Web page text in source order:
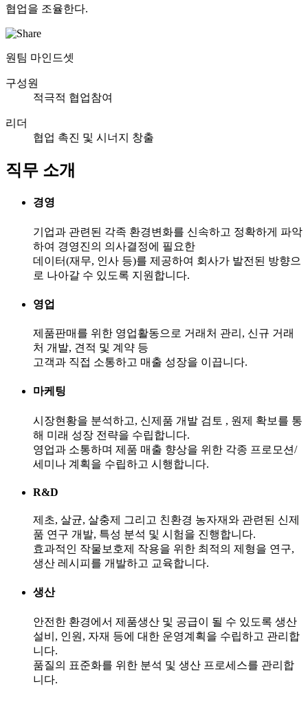
협업을 조율한다.
원팀 마인드셋
구성원
적극적 협업참여
리더
협업 촉진 및 시너지 창출
직무 소개
경영
기업과 관련된 각족 환경변화를 신속하고 정확하게 파악
하여 경영진의 의사결정에 필요한
데이터(재무, 인사 등)를 제공하여 회사가 발전된 방향으
로 나아갈 수 있도록 지원합니다.
영업
제품판매를 위한 영업활동으로 거래처 관리, 신규 거래
처 개발, 견적 및 계약 등
고객과 직접 소통하고 매출 성장을 이끕니다.
마케팅
시장현황을 분석하고, 신제품 개발 검토 , 원제 확보를 통
해 미래 성장 전략을 수립합니다.
영업과 소통하며 제품 매출 향상을 위한 각종 프로모션/
세미나 계획을 수립하고 시행합니다.
R&D
제초, 살균, 살충제 그리고 친환경 농자재와 관련된 신제
품 연구 개발, 특성 분석 및 시험을 진행합니다.
효과적인 작물보호제 작용을 위한 최적의 제형을 연구,
생산 레시피를 개발하고 교육합니다.
생산
안전한 환경에서 제품생산 및 공급이 될 수 있도록 생산
설비, 인원, 자재 등에 대한 운영계획을 수립하고 관리합
니다.
품질의 표준화를 위한 분석 및 생산 프로세스를 관리합
니다.